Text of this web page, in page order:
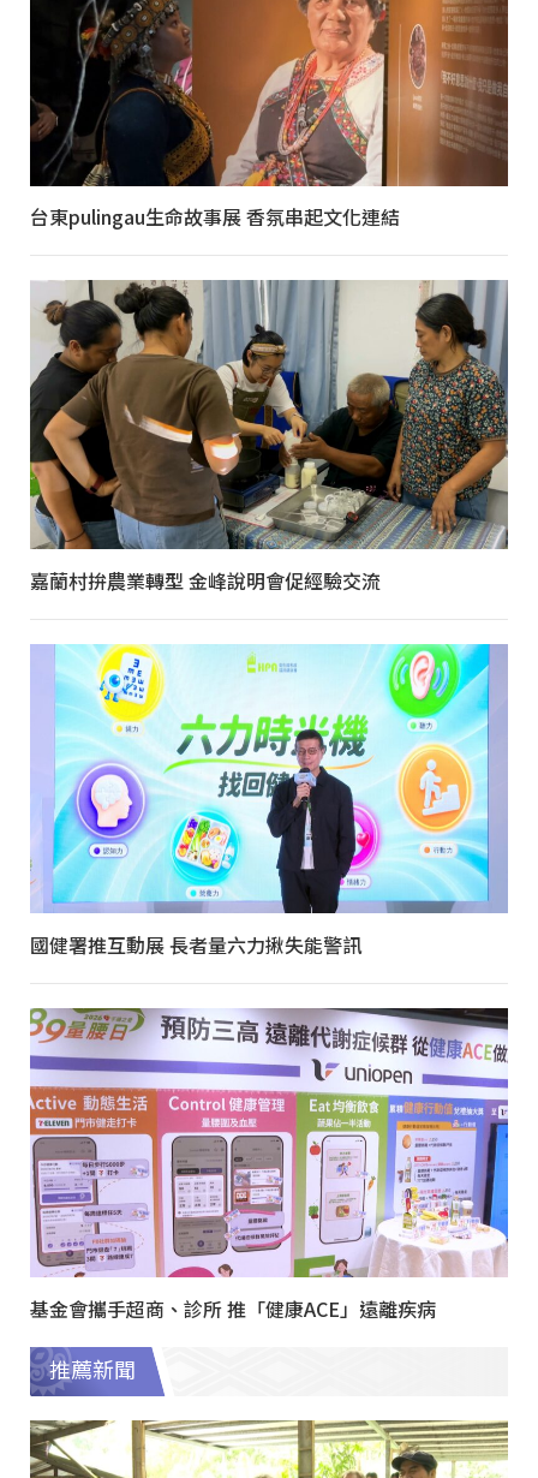
台東pulingau生命故事展 香氛串起文化連結
嘉蘭村拚農業轉型 金峰說明會促經驗交流
國健署推互動展 長者量六力揪失能警訊
基金會攜手超商、診所 推「健康ACE」遠離疾病
推薦新聞